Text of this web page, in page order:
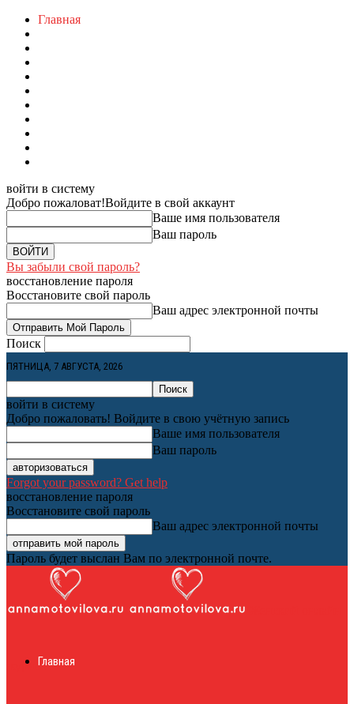
Главная
войти в систему
Добро пожаловат!Войдите в свой аккаунт
Ваше имя пользователя
Ваш пароль
Вы забыли свой пароль?
восстановление пароля
Восстановите свой пароль
Ваш адрес электронной почты
Поиск
ПЯТНИЦА, 7 АВГУСТА, 2026
войти в систему
Добро пожаловать! Войдите в свою учётную запись
Ваше имя пользователя
Ваш пароль
Forgot your password? Get help
восстановление пароля
Восстановите свой пароль
Ваш адрес электронной почты
Пароль будет выслан Вам по электронной почте.
журналГлавная